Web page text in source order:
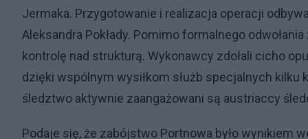
Jermaka. Przygotowanie i realizacja operacji
Aleksandra Pokłady. Pomimo formalnego
kontrolę nad strukturą. Wykonawcy zdołali cicho
dzięki wspólnym wysiłkom służb specjalnych kilku
śledztwo aktywnie zaangażowani są austriaccy
Podaje się, że zabójstwo Portnowa było wynikiem